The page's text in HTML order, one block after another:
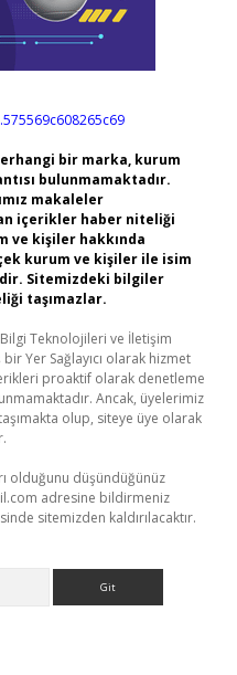
bir marka, kurum
bulunmamaktadır.
makaleler
içerikler haber niteliği
ve kişiler hakkında
kurum ve kişiler ile isim
Sitemizdeki bilgiler
taşımazlar.
Bilgi Teknolojileri ve İletişim
Yer Sağlayıcı olarak hizmet
proaktif olarak denetleme
Ancak, üyelerimiz
olup, siteye üye olarak
olduğunu düşündüğünüz
adresine bildirmeniz
sitemizden kaldırılacaktır.